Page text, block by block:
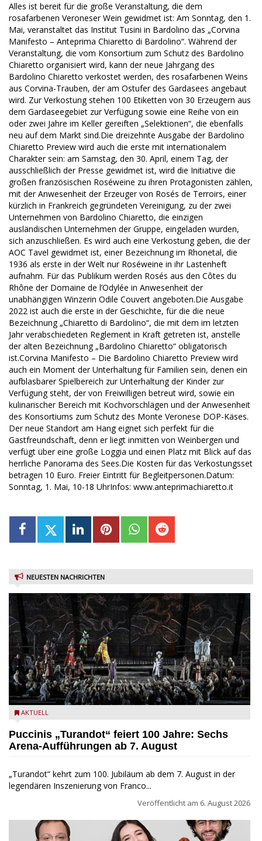
Alles ist bereit für die große Veranstaltung, die dem
rosafarbenen Veroneser Wein gewidmet ist: Am Sonntag, den 1.
Mai, veranstaltet das Institut Tusini in Bardolino das „Corvina
Manifesto – Anteprima Chiaretto di Bardolino“. Während der
Veranstaltung, die vom Konsortium zum Schutz des Bardolino
Chiaretto organisiert wird, kann der neue Jahrgang des
Bardolino Chiaretto verkostet werden, des rosafarbenen Weins
aus Corvina-Trauben, der am Ostufer des Gardasees angebaut
wird. Zur Verkostung stehen 100 Etiketten von 30 Erzeugern aus
dem Gardaseegebiet zur Verfügung sowie eine Reihe von ein
oder zwei Jahre im Keller gereiften „Selektionen“, die ebenfalls
neu auf dem Markt sind.Die dreizehnte Ausgabe der Bardolino
Chiaretto Preview wird auch die erste mit internationalem
Charakter sein: am Samstag, den 30. April, einem Tag, der
ausschließlich der Presse gewidmet ist, wird die Initiative die
großen französischen Roséweine zu ihren Protagonisten zählen,
mit der Anwesenheit der Erzeuger von Rosés de Terroirs, einer
kürzlich in Frankreich gegründeten Vereinigung, zu der zwei
Unternehmen von Bardolino Chiaretto, die einzigen
ausländischen Unternehmen der Gruppe, eingeladen wurden,
sich anzuschließen. Es wird auch eine Verkostung geben, die der
AOC Tavel gewidmet ist, einer Bezeichnung im Rhonetal, die
1936 als erste in der Welt nur Roséweine in ihr Lastenheft
aufnahm. Für das Publikum werden Rosés aus den Côtes du
Rhône der Domaine de l’Odylée in Anwesenheit der
unabhängigen Winzerin Odile Couvert angeboten.Die Ausgabe
2022 ist auch die erste in der Geschichte, für die die neue
Bezeichnung „Chiaretto di Bardolino“, die mit dem im letzten
Jahr verabschiedeten Reglement in Kraft getreten ist, anstelle
der alten Bezeichnung „Bardolino Chiaretto“ obligatorisch
ist.Corvina Manifesto – Die Bardolino Chiaretto Preview wird
auch ein Moment der Unterhaltung für Familien sein, denen ein
aufblasbarer Spielbereich zur Unterhaltung der Kinder zur
Verfügung steht, der von Freiwilligen betreut wird, sowie ein
kulinarischer Bereich mit Kochvorschlägen und der Anwesenheit
des Konsortiums zum Schutz des Monte Veronese DOP-Käses.
Der neue Standort am Hang eignet sich perfekt für die
Gastfreundschaft, denn er liegt inmitten von Weinbergen und
verfügt über eine große Loggia und einen Platz mit Blick auf das
herrliche Panorama des Sees.Die Kosten für das Verkostungsset
betragen 10 Euro. Freier Eintritt für Begleitpersonen.Datum:
Sonntag, 1. Mai, 10-18 UhrInfos: www.anteprimachiaretto.it
NEUESTEN NACHRICHTEN
Turandot in der Arena von Verona - Ennevi für Fondazione
AKTUELL
Puccinis „Turandot“ feiert 100 Jahre: Sechs
Arena-Aufführungen ab 7. August
„Turandot“ kehrt zum 100. Jubiläum ab dem 7. August in der
legendären Inszenierung von Franco...
Veröffentlicht am 6. August 2026